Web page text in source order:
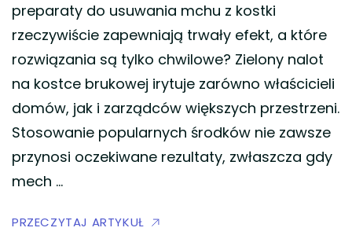
preparaty do usuwania mchu z kostki
rzeczywiście zapewniają trwały efekt, a które
rozwiązania są tylko chwilowe? Zielony nalot
na kostce brukowej irytuje zarówno właścicieli
domów, jak i zarządców większych przestrzeni.
Stosowanie popularnych środków nie zawsze
przynosi oczekiwane rezultaty, zwłaszcza gdy
mech …
PRZECZYTAJ ARTYKUŁ